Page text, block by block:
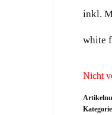
inkl.
white
Nicht